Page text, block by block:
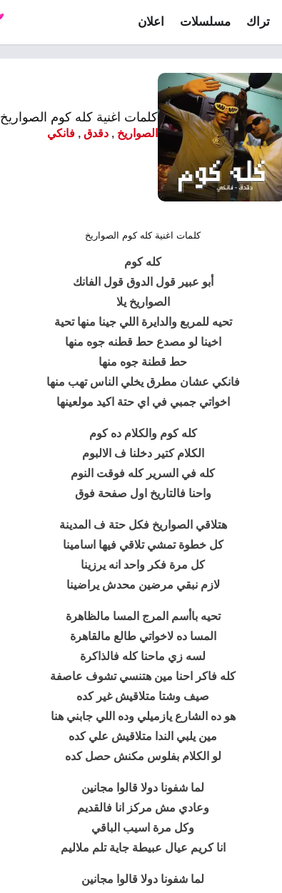
تراك مسلسلات اعلان
كلمات اغنية كله كوم الصواريخ
الصواريخ ,دقدق ,فانكي
كلمات اغنية كله كوم الصواريخ
كله كوم
أبو عبير قول الدوق قول الفانك
الصواريخ يلا
تحيه للمربع والدايرة اللي جينا منها تحية
اخينا لو مصدع حط قطنه جوه منها
حط قطنة جوه منها
فانكي عشان مطرق يخلي الناس تهب منها
اخواتي جمبي في اي حتة اكيد مولعينها
كله كوم والكلام ده كوم
الكلام كتير دخلنا ف الالبوم
كله في السرير كله فوقت النوم
واحنا فالتاريخ اول صفحة فوق
هتلاقي الصواريخ فكل حتة ف المدينة
كل خطوة تمشي تلاقي فيها اسامينا
كل مرة فكر واحد انه يرزينا
لازم نبقي مرضين محدش يراضينا
تحيه باأسم المرج المسا مالظاهرة
المسا ده لاخواتي طالع مالقاهرة
لسه زي ماحنا كله فالذاكرة
كله فاكر احنا مين هتنسي تشوف عاصفة
صيف وشتا متلاقيش غير كده
هو ده الشارع يازميلي وده اللي جابني هنا
مين يلبي الندا متلاقيش علي كده
لو الكلام بفلوس مكنش حصل كده
لما شفونا دولا قالوا مجانين
وعادي مش مركز انا فالقديم
وكل مرة اسيب الباقي
انا كريم عيال عبيطة جاية تلم ملاليم
لما شفونا دولا قالوا مجانين